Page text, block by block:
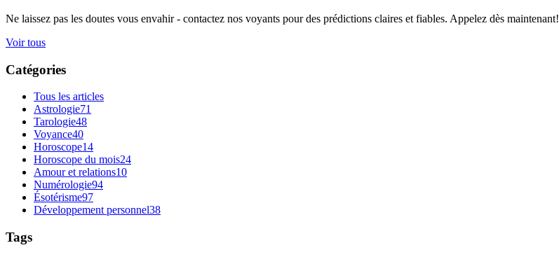
Ne laissez pas les doutes vous envahir - contactez nos voyants pour des prédictions claires et fiables. Appelez dès maintenant!
Voir tous
Catégories
Tous les articles
Astrologie71
Tarologie48
Voyance40
Horoscope14
Horoscope du mois24
Amour et relations10
Numérologie94
Ésotérisme97
Développement personnel38
Tags